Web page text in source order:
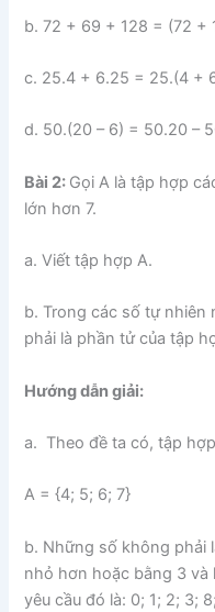
b. 72 + 69 + 128 = (72
c. 25.4 + 6.25 = 25.(4 +
d. 50.(20 – 6) = 50.20 –
Bài 2: Gọi A là tập hợp
lớn hơn 7.
a. Viết tập hợp A.
b. Trong các số tự
phải là phần tử của tập
Hướng dẫn giải:
a. Theo đề ta có, tập
A = {4; 5; 6; 7}
b. Những số không phải
nhỏ hơn hoặc bằng 3 và
yêu cầu đó là: 0; 1; 2; 3;